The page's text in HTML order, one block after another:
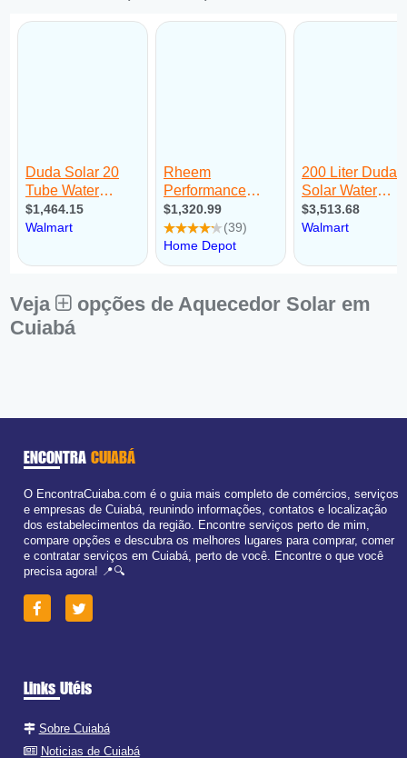
Veja
opções de Aquecedor Solar em
Cuiabá
ENCONTRA CUIABÁ
O EncontraCuiaba.com é o guia mais completo de comércios, serviços
e empresas de Cuiabá, reunindo informações, contatos e localização
dos estabelecimentos da região. Encontre serviços perto de mim,
compare opções e descubra os melhores lugares para comprar, comer
e contratar serviços em Cuiabá, perto de você. Encontre o que você
precisa agora! 📍🔍
Links Utéis
Sobre Cuiabá
Noticias de Cuiabá